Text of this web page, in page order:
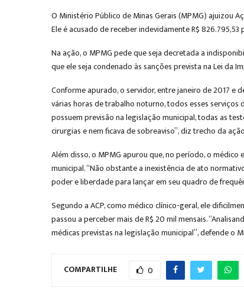
O Ministério Público de Minas Gerais (MPMG) ajuizou
Ele é acusado de receber indevidamente R$
Na ação, o MPMG pede que seja decretada a
que ele seja condenado às sanções prevista na Lei
Conforme apurado, o servidor, entre janeiro de 2017 e
várias horas de trabalho noturno, todos esses serviços
possuem previsão na legislação municipal, todas as
cirurgias e nem ficava de sobreaviso”, diz trecho da
Além disso, o MPMG apurou que, no período, o
municipal. “Não obstante a inexistência de ato
poder e liberdade para lançar em seu quadro de
Segundo a ACP, como médico clínico-geral, ele
passou a perceber mais de R$ 20 mil mensais.
médicas previstas na legislação municipal”, defende o
COMPARTILHE 0